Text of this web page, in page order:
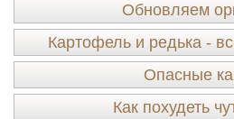
Обновляем
Картофель и редька -
Опасные
Как похудеть